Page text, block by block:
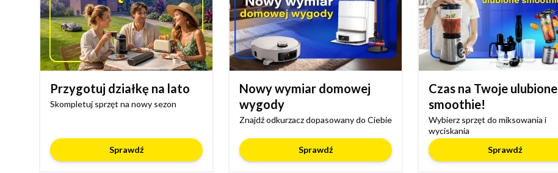
Przygotuj działkę na lato
Skompletuj sprzęt na nowy sezon
Sprawdź
Nowy wymiar domowej
wygody
Znajdź odkurzacz dopasowany do Ciebie
Sprawdź
Czas na Twoje ulubione
smoothie!
Wybierz sprzęt do miksowania i
wyciskania
Sprawdź